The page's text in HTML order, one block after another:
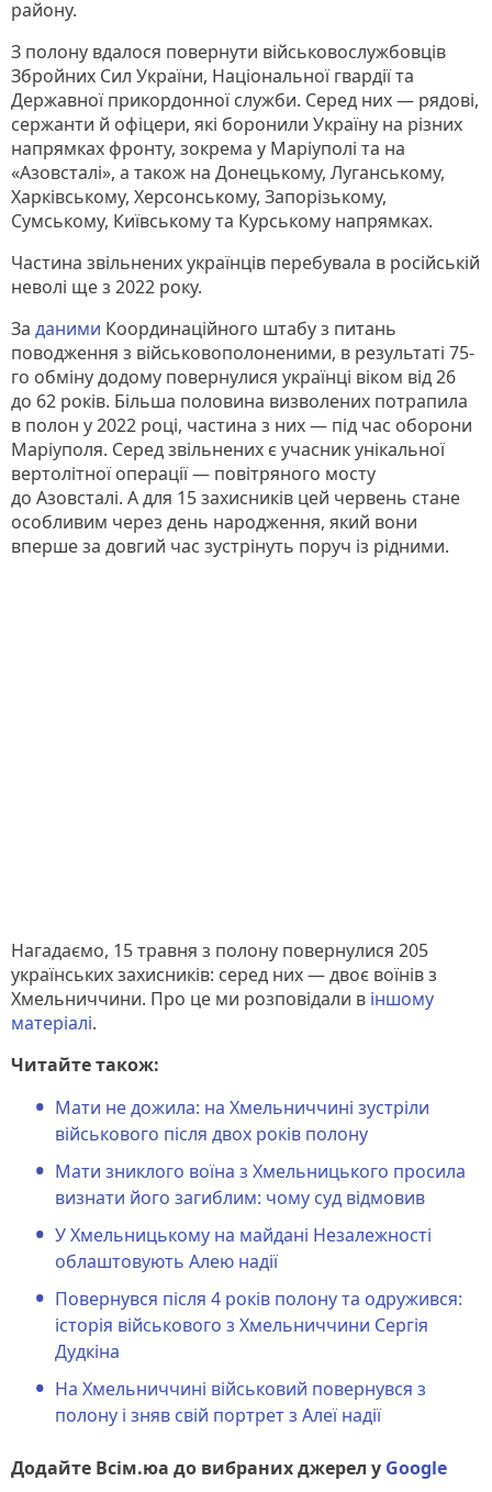
району.
З полону вдалося повернути військовослужбовців
Збройних Сил України, Національної гвардії та
Державної прикордонної служби. Серед них — рядові,
сержанти й офіцери, які боронили Україну на різних
напрямках фронту, зокрема у Маріуполі та на
«Азовсталі», а також на Донецькому, Луганському,
Харківському, Херсонському, Запорізькому,
Сумському, Київському та Курському напрямках.
Частина звільнених українців перебувала в російській
неволі ще з 2022 року.
За даними Координаційного штабу з питань
поводження з військовополоненими, в результаті 75-
го обміну додому повернулися українці віком від 26
до 62 років. Більша половина визволених потрапила
в полон у 2022 році, частина з них — під час оборони
Маріуполя. Серед звільнених є учасник унікальної
вертолітної операції — повітряного мосту
до Азовсталі. А для 15 захисників цей червень стане
особливим через день народження, який вони
вперше за довгий час зустрінуть поруч із рідними.
Нагадаємо, 15 травня з полону повернулися 205
українських захисників: серед них — двоє воїнів з
Хмельниччини. Про це ми розповідали в іншому
матеріалі.
Читайте також:
Мати не дожила: на Хмельниччині зустріли
військового після двох років полону
Мати зниклого воїна з Хмельницького просила
визнати його загиблим: чому суд відмовив
У Хмельницькому на майдані Незалежності
облаштовують Алею надії
Повернувся після 4 років полону та одружився:
історія військового з Хмельниччини Сергія
Дудкіна
На Хмельниччині військовий повернувся з
полону і зняв свій портрет з Алеї надії
Додайте Всім.юа до вибраних джерел у Google